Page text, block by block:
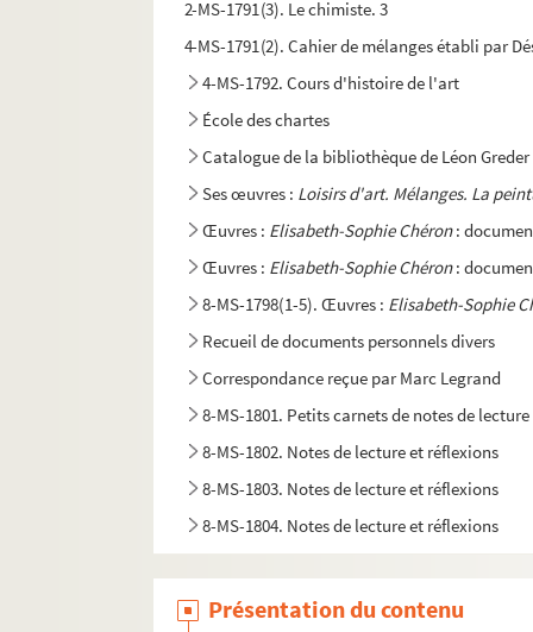
2-MS-1791(3). Le chimiste. 3
4-MS-1791(2). Cahier de mélanges établi par
4-MS-1792. Cours d'histoire de l'art
École des chartes
Catalogue de la bibliothèque de Léon Greder
Ses œuvres : Loisirs d'art. Mélanges. La
Œuvres : Elisabeth-Sophie Chéron:
Œuvres : Elisabeth-Sophie Chéron:
8-MS-1798(1-5). Œuvres : Elisabeth-Sophie
Recueil de documents personnels divers
Correspondance reçue par Marc Legrand
8-MS-1801. Petits carnets de notes de
8-MS-1802. Notes de lecture et réflexions
8-MS-1803. Notes de lecture et réflexions
8-MS-1804. Notes de lecture et réflexions
Présentation du contenu